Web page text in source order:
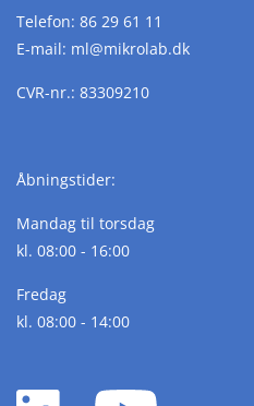
Telefon: 86 29 61 11
E-mail: ml@mikrolab.dk
CVR-nr.: 83309210
Åbningstider:
Mandag til torsdag
kl. 08:00 - 16:00
Fredag
kl. 08:00 - 14:00
LinkedIn YouTube